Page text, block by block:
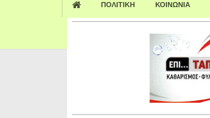
ΠΟΛΙΤΙΚΗ ΚΟΙΝΩΝΙΑ